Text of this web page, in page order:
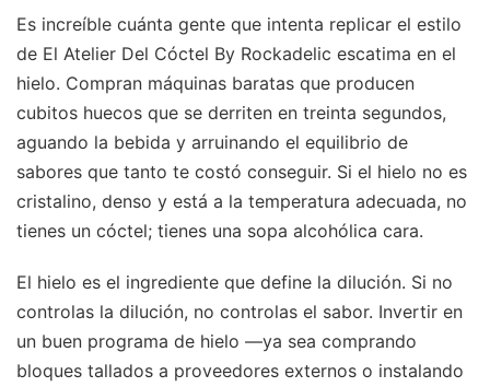
Es increíble cuánta gente que intenta replicar el estilo
de El Atelier Del Cóctel By Rockadelic escatima en el
hielo. Compran máquinas baratas que producen
cubitos huecos que se derriten en treinta segundos,
aguando la bebida y arruinando el equilibrio de
sabores que tanto te costó conseguir. Si el hielo no es
cristalino, denso y está a la temperatura adecuada, no
tienes un cóctel; tienes una sopa alcohólica cara.
El hielo es el ingrediente que define la dilución. Si no
controlas la dilución, no controlas el sabor. Invertir en
un buen programa de hielo —ya sea comprando
bloques tallados a proveedores externos o instalando